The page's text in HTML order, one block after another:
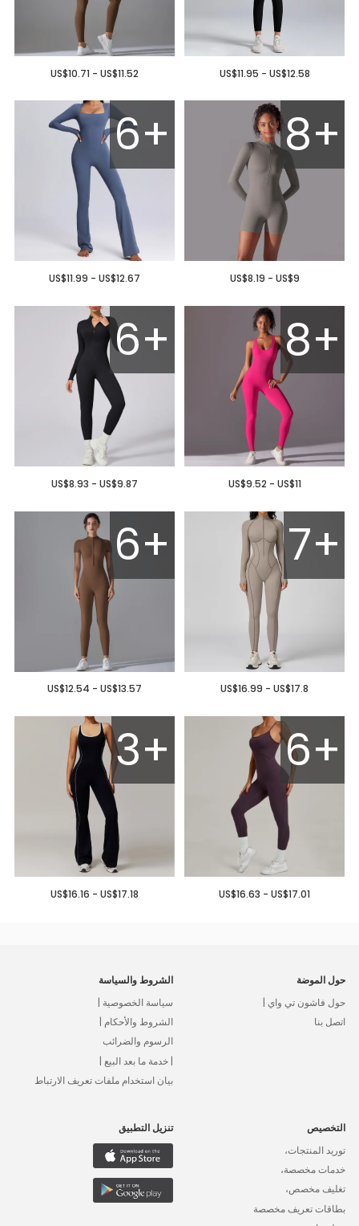
US$11.95 - US$12.58
US$10.71 - US$11.52
8+
US$8.19 - US$9
6+
US$11.99 - US$12.67
8+
US$9.52 - US$11
6+
US$8.93 - US$9.87
7+
US$16.99 - US$17.8
6+
US$12.54 - US$13.57
6+
US$16.63 - US$17.01
3+
US$16.16 - US$17.18
حول الموضة
حول فاشون تي واي |
اتصل بنا
الشروط والسياسة
سياسة الخصوصية |
الشروط والأحكام |
الرسوم والضرائب
| خدمة ما بعد البيع |
بيان استخدام ملفات تعريف الارتباط
التخصيص
توريد المنتجات،
خدمات مخصصة،
تغليف مخصص،
بطاقات تعريف مخصصة
تنزيل التطبيق